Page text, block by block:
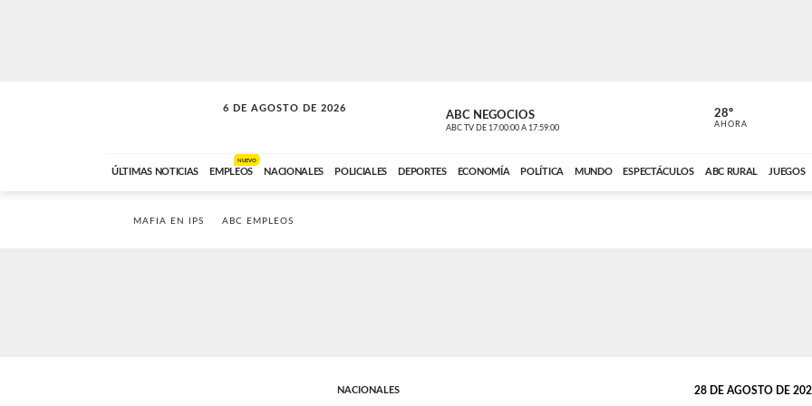
6 DE AGOSTO DE 2026
VITAMINAS ABC NEGOCIOS
ABC TV DE 17:00:00 A 17:59:00 ABC CARDINAL
28º
AHORA
ÚLTIMAS NOTICIAS EMPLEOS
NUEVO
NACIONALES POLICIALES DEPORTES ECONOMÍA POLÍTICA MUNDO ESPECTÁCULOS ABC RURAL JUEGOS
MAFIA EN IPS ABC EMPLEOS
NACIONALES 28 DE AGOSTO DE